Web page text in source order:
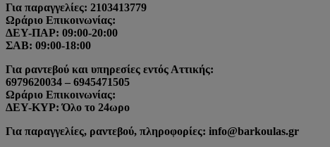
Για παραγγελίες: 2103413779
Ωράριο Επικοινωνίας:
ΔΕΥ-ΠΑΡ: 09:00-20:00
ΣΑΒ: 09:00-18:00
Για ραντεβού και υπηρεσίες εντός Αττικής:
6979620034 – 6945471505
Ωράριο Επικοινωνίας:
ΔΕΥ-ΚΥΡ: Όλο το 24ωρο
Για παραγγελίες, ραντεβού, πληροφορίες: info@barkoulas.gr